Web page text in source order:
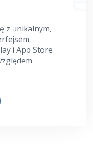
z unikalnym,
i App Store.